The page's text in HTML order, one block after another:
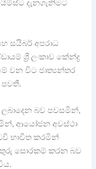
දැනගැනීමට
සයිබර් අපරාධ
ශ්‍රී ලංකාව කේන්ද්‍ර
වන විට ජාත්‍යන්තර
බව පවසමින්,
ආයෝජන අවස්ථා
භාවිත කරමින්
සොරකම් කරන බව